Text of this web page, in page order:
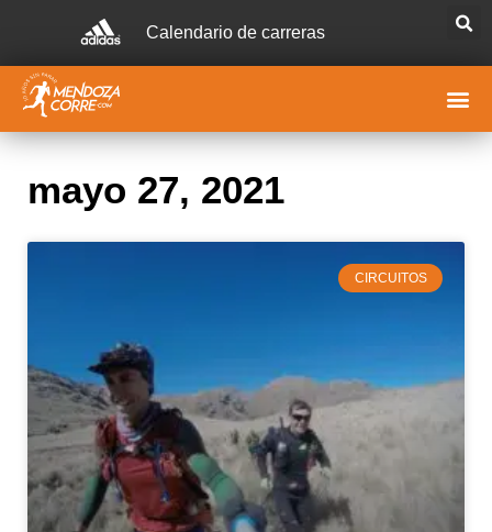
Calendario de carreras
mayo 27, 2021
CIRCUITOS